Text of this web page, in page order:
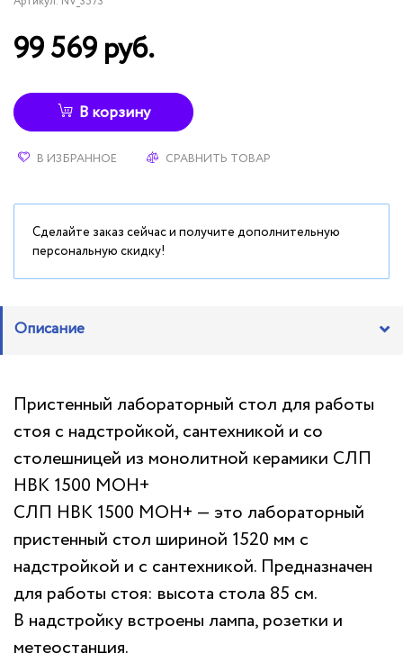
99 569 руб.
В корзину
В ИЗБРАННОЕ СРАВНИТЬ ТОВАР
Сделайте заказ сейчас и получите дополнительную
персональную скидку!
Описание
Пристенный лабораторный стол для работы
стоя с надстройкой, сантехникой и со
столешницей из монолитной керамики СЛП
НВК 1500 МОН+
СЛП НВК 1500 МОН+ — это лабораторный
пристенный стол шириной 1520 мм с
надстройкой и с сантехникой. Предназначен
для работы стоя: высота стола 85 см.
В надстройку встроены лампа, розетки и
метеостанция.